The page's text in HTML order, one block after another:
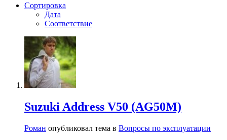
Сортировка
Дата
Соответствие
Suzuki Address V50 (AG50M)
Роман опубликовал тема в Вопросы по эксплуатации